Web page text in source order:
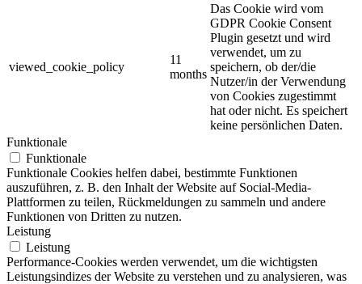
viewed_cookie_policy
11
months
Das Cookie wird vom
GDPR Cookie Consent
Plugin gesetzt und wird
verwendet, um zu
speichern, ob der/die
Nutzer/in der Verwendung
von Cookies zugestimmt
hat oder nicht. Es speichert
keine persönlichen Daten.
Funktionale
Funktionale
Funktionale Cookies helfen dabei, bestimmte Funktionen
auszuführen, z. B. den Inhalt der Website auf Social-Media-
Plattformen zu teilen, Rückmeldungen zu sammeln und andere
Funktionen von Dritten zu nutzen.
Leistung
Leistung
Performance-Cookies werden verwendet, um die wichtigsten
Leistungsindizes der Website zu verstehen und zu analysieren, was